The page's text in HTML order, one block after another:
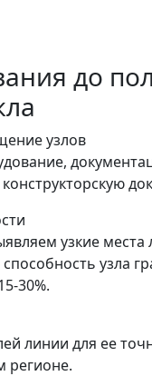
до
узлов
узкие
узла
30%.
линии для ее
регионе.